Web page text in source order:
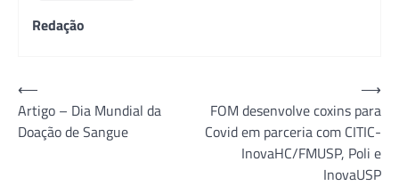
Redação
Navegação
de
Post
⟵
Artigo – Dia Mundial da
Doação de Sangue
FOM desenvolve coxins para
Covid em parceria com CITIC-
InovaHC/FMUSP, Poli e
InovaUSP
⟶